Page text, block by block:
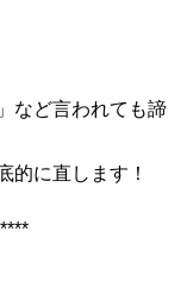
など言われても諦
的に直します！